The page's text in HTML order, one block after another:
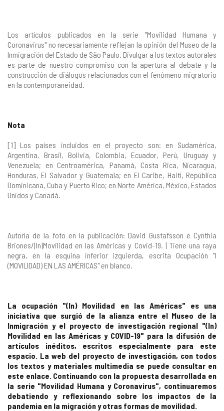
Los artículos publicados en la serie "Movilidad Humana y
Coronavirus" no necesariamente reflejan la opinión del Museo de la
Inmigración del Estado de São Paulo. Divulgar a los textos autorales
es parte de nuestro compromiso con la apertura al debate y la
construcción de diálogos relacionados con el fenómeno migratorio
en la contemporaneidad.
Nota
[1] Los países incluidos en el proyecto son: en Sudamérica,
Argentina, Brasil, Bolivia, Colombia, Ecuador, Perú, Uruguay y
Venezuela; en Centroamérica, Panamá, Costa Rica, Nicaragua,
Honduras, El Salvador y Guatemala; en El Caribe, Haití, República
Dominicana, Cuba y Puerto Rico; en Norte América, México, Estados
Unidos y Canadá.
Autoría de la foto en la publicación: David Gustafsson e Cynthia
Briones/(In)Movilidad en las Américas y Covid-19. | Tiene una raya
negra, en la esquina inferior izquierda, escrita Ocupación "I
(MOVILIDAD) EN LAS AMÉRICAS" en blanco.
La ocupación "(In) Movilidad en las Américas" es una
iniciativa que surgió de la alianza entre el Museo de la
Inmigración y el proyecto de investigación regional "(In)
Movilidad en las Américas y COVID-19" para la difusión de
artículos inéditos, escritos especialmente para este
espacio. La web del proyecto de investigación, con todos
los textos y materiales multimedia se puede consultar en
este enlace . Continuando con la propuesta desarrollada en
la serie "Movilidad Humana y Coronavirus", continuaremos
debatiendo y reflexionando sobre los impactos de la
pandemia en la migración y otras formas de movilidad.